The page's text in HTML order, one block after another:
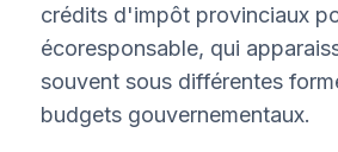
crédits d'impôt provinciaux
écoresponsable, qui
souvent sous différentes
budgets gouvernementaux.